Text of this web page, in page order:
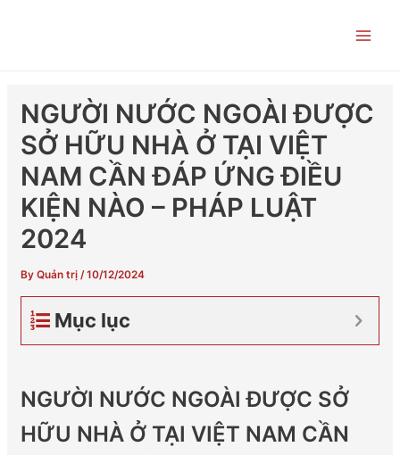
NGƯỜI NƯỚC NGOÀI ĐƯỢC
SỞ HỮU NHÀ Ở TẠI VIỆT
NAM CẦN ĐÁP ỨNG ĐIỀU
KIỆN NÀO – PHÁP LUẬT
2024
By Quản trị /10/12/2024
Mục lục
NGƯỜI NƯỚC NGOÀI ĐƯỢC SỞ
HỮU NHÀ Ở TẠI VIỆT NAM CẦN